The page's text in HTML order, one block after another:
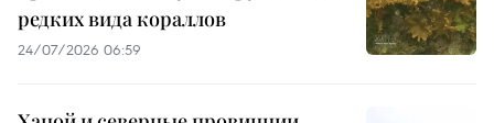
редких вида кораллов
24/07/2026 06:59